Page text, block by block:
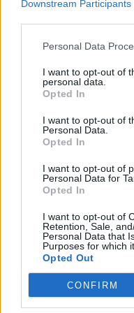
Downstream Participants
Personal Data
I want to opt-out of
personal data.
Opted In
I want to opt-out of
Personal Data.
Opted In
I want to opt-out of
Personal Data for
Opted In
I want to opt-out of
Retention, Sale,
Personal Data that
Purposes for which
Opted Out
CONFIRM
In evidenza